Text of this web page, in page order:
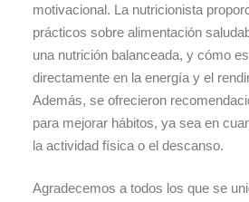
motivacional. La nutricionista
prácticos sobre alimentación
una nutrición balanceada, y cómo
directamente en la energía y el
Además, se ofrecieron
para mejorar hábitos, ya sea en
la actividad física o el descanso.
Agradecemos a todos los que se